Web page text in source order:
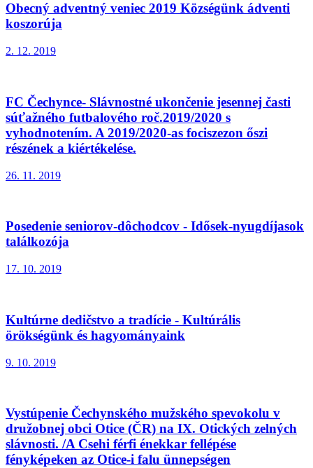
Obecný adventný veniec 2019 Községünk ádventi
koszorúja
2. 12. 2019
FC Čechynce- Slávnostné ukončenie jesennej časti
súťažného futbalového roč.2019/2020 s
vyhodnotením. A 2019/2020-as fociszezon őszi
részének a kiértékelése.
26. 11. 2019
Posedenie seniorov-dôchodcov - Idősek-nyugdíjasok
találkozója
17. 10. 2019
Kultúrne dedičstvo a tradície - Kultúrális
örökségünk és hagyományaink
9. 10. 2019
Vystúpenie Čechynského mužského spevokolu v
družobnej obci Otice (ČR) na IX. Otických zelných
slávnosti. /A Csehi férfi énekkar fellépése
fényképeken az Otice-i falu ünnepségen